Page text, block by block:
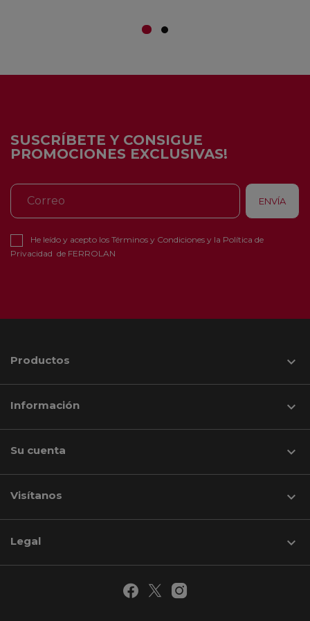
SUSCRÍBETE Y CONSIGUE
PROMOCIONES EXCLUSIVAS!
He leído y acepto los Términos y Condiciones y la Política de
Privacidad de FERROLAN
Productos 
Información 
Su cuenta 
Visítanos keyboard_arrow_down
Legal 